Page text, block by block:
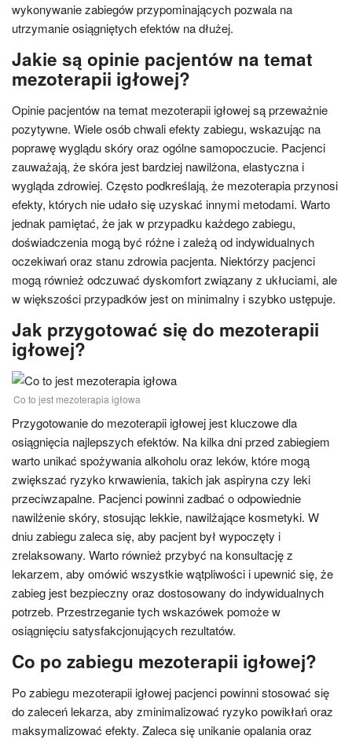
wykonywanie zabiegów przypominających pozwala na
utrzymanie osiągniętych efektów na dłużej.
Jakie są opinie pacjentów na temat
mezoterapii igłowej?
Opinie pacjentów na temat mezoterapii igłowej są przeważnie
pozytywne. Wiele osób chwali efekty zabiegu, wskazując na
poprawę wyglądu skóry oraz ogólne samopoczucie. Pacjenci
zauważają, że skóra jest bardziej nawilżona, elastyczna i
wygląda zdrowiej. Często podkreślają, że mezoterapia przynosi
efekty, których nie udało się uzyskać innymi metodami. Warto
jednak pamiętać, że jak w przypadku każdego zabiegu,
doświadczenia mogą być różne i zależą od indywidualnych
oczekiwań oraz stanu zdrowia pacjenta. Niektórzy pacjenci
mogą również odczuwać dyskomfort związany z ukłuciami, ale
w większości przypadków jest on minimalny i szybko ustępuje.
Jak przygotować się do mezoterapii
igłowej?
Co to jest mezoterapia igłowa
Przygotowanie do mezoterapii igłowej jest kluczowe dla
osiągnięcia najlepszych efektów. Na kilka dni przed zabiegiem
warto unikać spożywania alkoholu oraz leków, które mogą
zwiększać ryzyko krwawienia, takich jak aspiryna czy leki
przeciwzapalne. Pacjenci powinni zadbać o odpowiednie
nawilżenie skóry, stosując lekkie, nawilżające kosmetyki. W
dniu zabiegu zaleca się, aby pacjent był wypoczęty i
zrelaksowany. Warto również przybyć na konsultację z
lekarzem, aby omówić wszystkie wątpliwości i upewnić się, że
zabieg jest bezpieczny oraz dostosowany do indywidualnych
potrzeb. Przestrzeganie tych wskazówek pomoże w
osiągnięciu satysfakcjonujących rezultatów.
Co po zabiegu mezoterapii igłowej?
Po zabiegu mezoterapii igłowej pacjenci powinni stosować się
do zaleceń lekarza, aby zminimalizować ryzyko powikłań oraz
maksymalizować efekty. Zaleca się unikanie opalania oraz